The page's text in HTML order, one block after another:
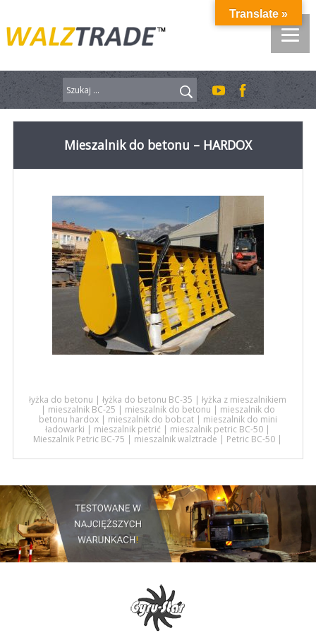
do
treści
Szukaj:
Mieszalnik do betonu – HARDOX
łyżka do betonu |łyżka do betonu BC-35 |łyżka z mieszalnikiem
| mieszalnik BC-25 | mieszalnik do betonu | mieszalnik do
betonu hardox| mieszalnik do bobcat| mieszalnik do mini
ładowarki | mieszalnik petrić | mieszalnik petric BC-50 |
Mieszalnik Petric BC-75 | mieszalnik walztrade | Petric BC-50 |
Translate »